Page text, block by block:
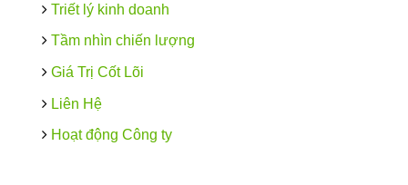
Triết lý kinh doanh
Tầm nhìn chiến lượng
Giá Trị Cốt Lõi
Liên Hệ
Hoạt động Công ty